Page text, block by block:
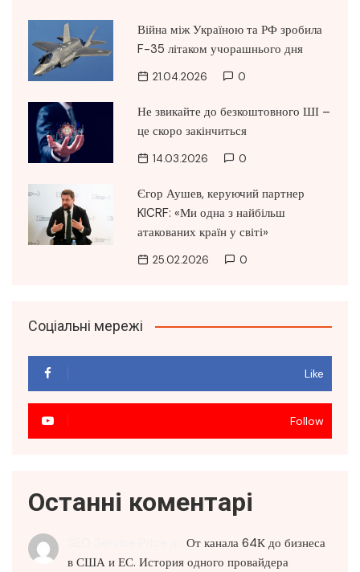
Війна між Україною та РФ зробила
F-35 літаком учорашнього дня
21.04.2026 0
Не звикайте до безкоштовного ШІ –
це скоро закінчиться
14.03.2026 0
Єгор Аушев, керуючий партнер
KICRF: «Ми одна з найбільш
атакованих країн у світі»
25.02.2026 0
Соціальні мережі
Like
Follow
Останні коментарі
От канала 64К до бизнеса
в США и ЕС. История одного провайдера